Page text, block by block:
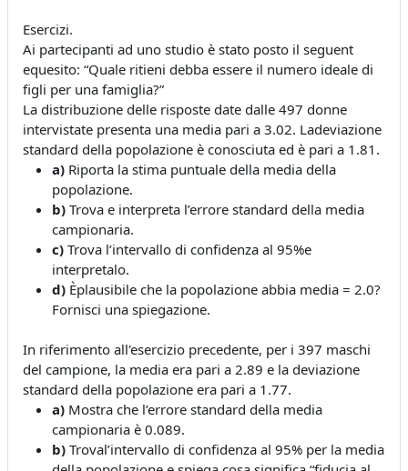
Esercizi.
Ai partecipanti ad uno studio è stato posto il seguent
equesito: “Quale ritieni debba essere il numero ideale di
figli per una famiglia?”
La distribuzione delle risposte date dalle 497 donne
intervistate presenta una media pari a 3.02. Ladeviazione
standard della popolazione è conosciuta ed è pari a 1.81.
a) Riporta la stima puntuale della media della
popolazione.
b) Trova e interpreta l’errore standard della media
campionaria.
c) Trova l’intervallo di confidenza al 95%e
interpretalo.
d) Èplausibile che la popolazione abbia media = 2.0?
Fornisci una spiegazione.
In riferimento all'esercizio precedente, per i 397 maschi
del campione, la media era pari a 2.89 e la deviazione
standard della popolazione era pari a 1.77.
a) Mostra che l’errore standard della media
campionaria è 0.089.
b) Troval’intervallo di confidenza al 95% per la media